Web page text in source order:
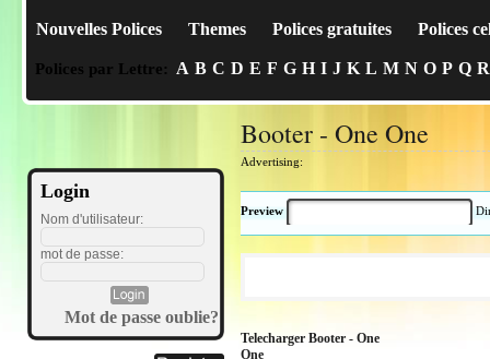
Nouvelles Polices Themes Polices gratuites Polices
Polices par Lettre: A B C D E F G H I J K L M N O P Q R
Login
Nom d'utilisateur:
mot de passe:
Mot de passe oublie?
Booter - One One
Advertising:
Preview
Telecharger Booter - One
One